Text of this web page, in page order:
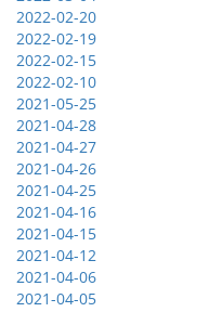
2022-02-20
2022-02-19
2022-02-15
2022-02-10
2021-05-25
2021-04-28
2021-04-27
2021-04-26
2021-04-25
2021-04-16
2021-04-15
2021-04-12
2021-04-06
2021-04-05